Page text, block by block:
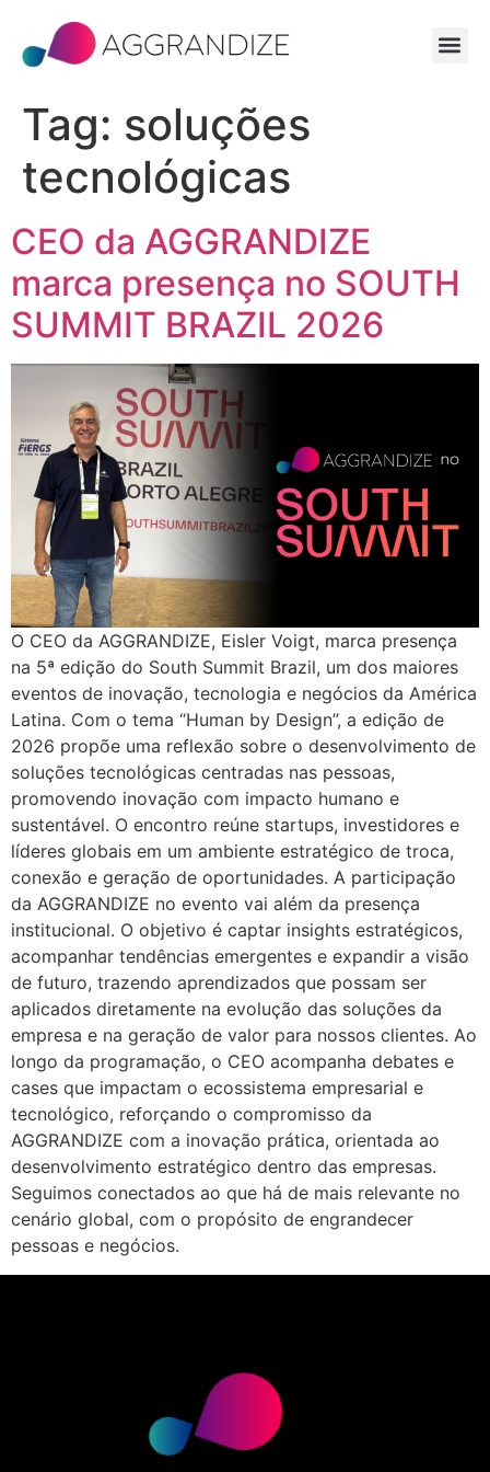
Tag: soluções
tecnológicas
CEO da AGGRANDIZE
marca presença no SOUTH
SUMMIT BRAZIL 2026
O CEO da AGGRANDIZE, Eisler Voigt, marca presença
na 5ª edição do South Summit Brazil, um dos maiores
eventos de inovação, tecnologia e negócios da América
Latina. Com o tema “Human by Design”, a edição de
2026 propõe uma reflexão sobre o desenvolvimento de
soluções tecnológicas centradas nas pessoas,
promovendo inovação com impacto humano e
sustentável. O encontro reúne startups, investidores e
líderes globais em um ambiente estratégico de troca,
conexão e geração de oportunidades. A participação
da AGGRANDIZE no evento vai além da presença
institucional. O objetivo é captar insights estratégicos,
acompanhar tendências emergentes e expandir a visão
de futuro, trazendo aprendizados que possam ser
aplicados diretamente na evolução das soluções da
empresa e na geração de valor para nossos clientes. Ao
longo da programação, o CEO acompanha debates e
cases que impactam o ecossistema empresarial e
tecnológico, reforçando o compromisso da
AGGRANDIZE com a inovação prática, orientada ao
desenvolvimento estratégico dentro das empresas.
Seguimos conectados ao que há de mais relevante no
cenário global, com o propósito de engrandecer
pessoas e negócios.